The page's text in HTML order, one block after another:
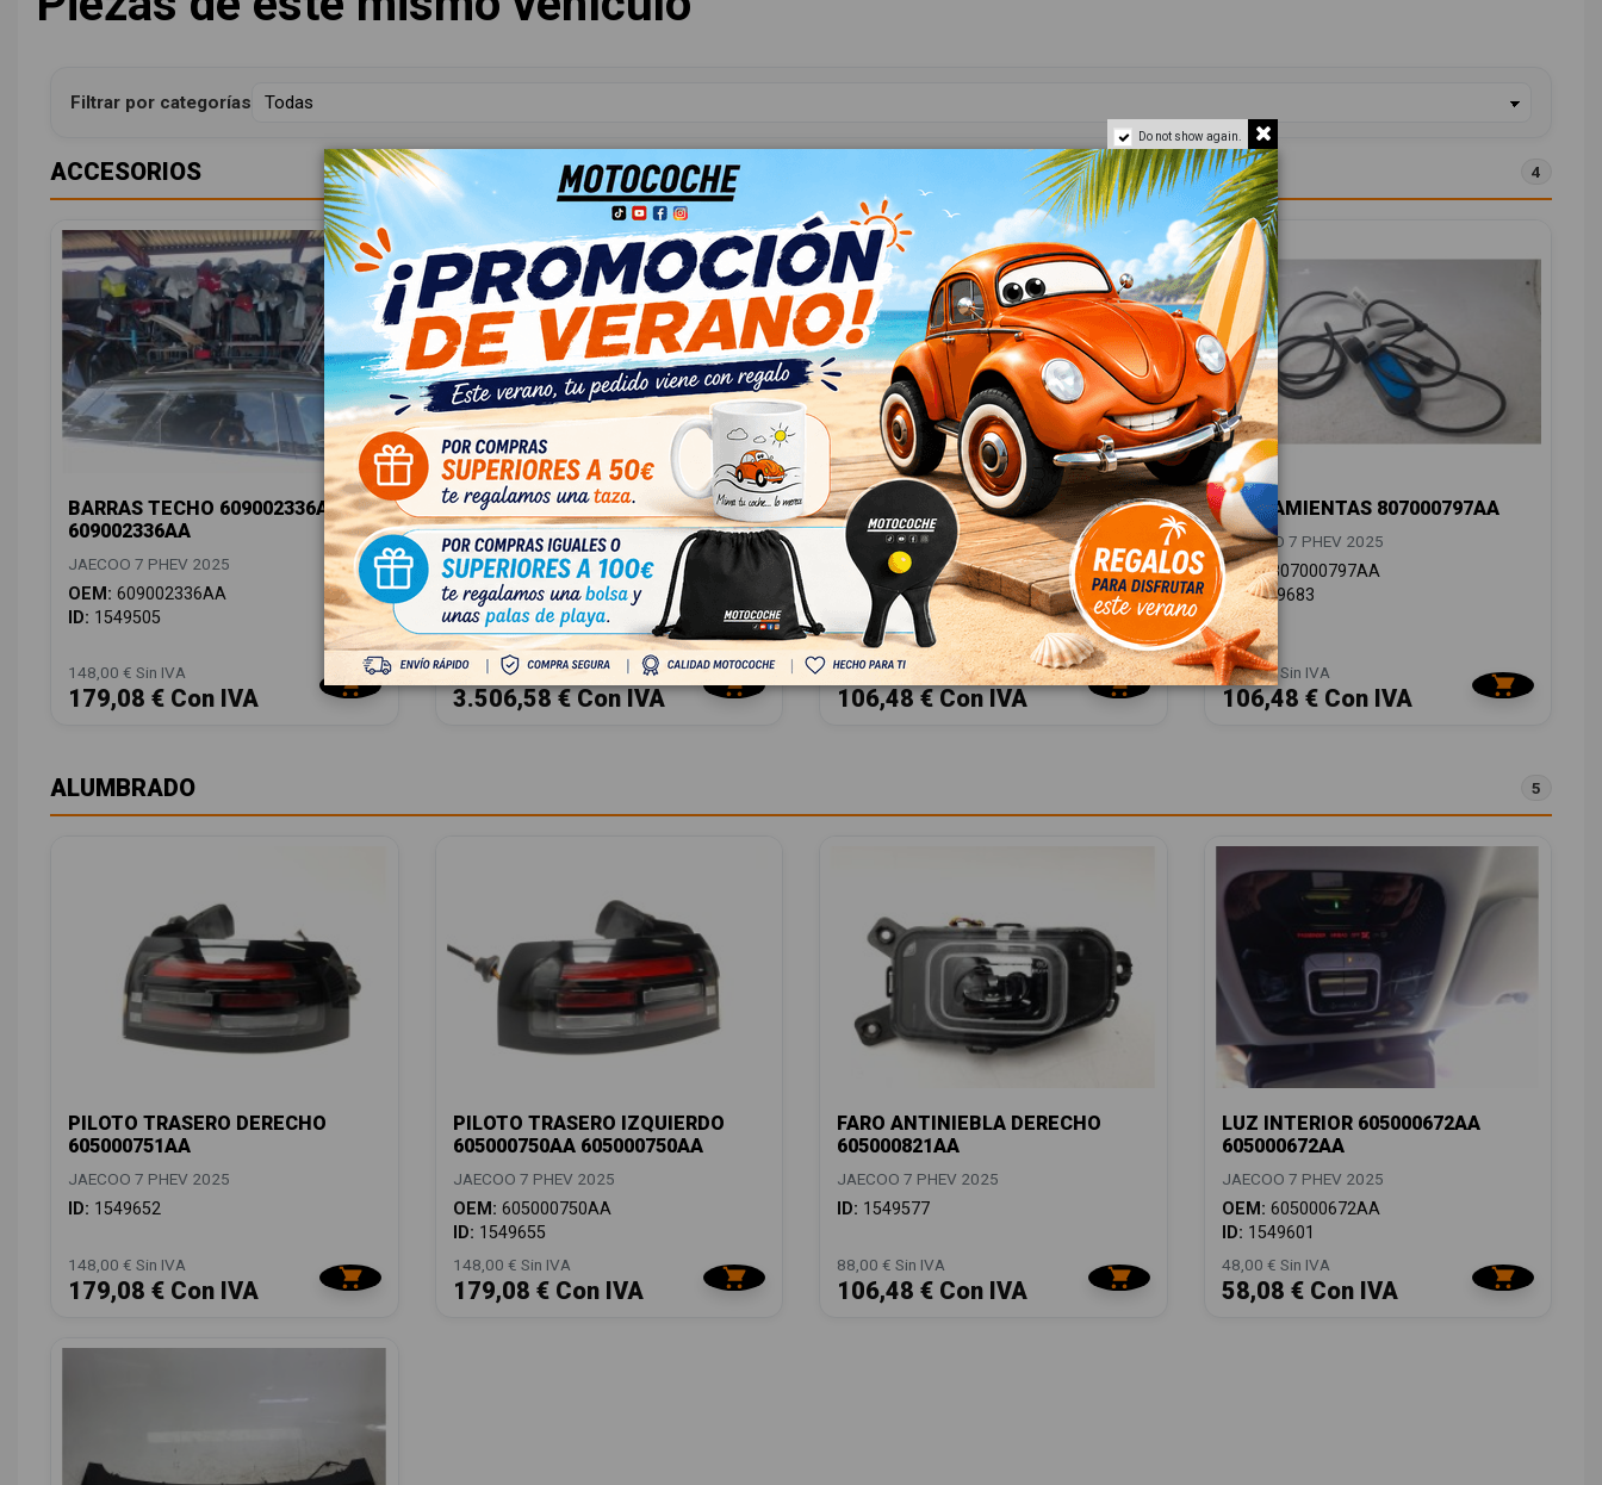
Filtrar por categorías
ACCESORIOS 4
BARRAS TECHO 609002336AA
609002336AA
JAECOO 7 PHEV 2025
OEM: 609002336AA
ID: 1549505
148,00 € Sin IVA
179,08 € Con IVA
BATERIA 113000572AA
113000572AA
JAECOO 7 PHEV 2025
OEM:113000572AA
ID:1549508
2.898,00 € Sin IVA
3.506,58 € Con IVA
JUEGO ALFOMBRILLAS
403005860AAABK
403005860AAABK
JAECOO 7 PHEV 2025
OEM: 403005860AAABK
ID:1549591
88,00 € Sin IVA
106,48 € Con IVA
HERRAMIENTAS 807000797AA
JAECOO 7 PHEV 2025
OEM:807000797AA
ID:1549683
88,00 € Sin IVA
106,48 € Con IVA
ALUMBRADO 5
PILOTO TRASERO DERECHO
605000751AA
JAECOO 7 PHEV 2025
ID: 1549652
148,00 € Sin IVA
179,08 € Con IVA
PILOTO TRASERO IZQUIERDO
605000750AA 605000750AA
JAECOO 7 PHEV 2025
OEM: 605000750AA
ID: 1549655
148,00 € Sin IVA
179,08 € Con IVA
FARO ANTINIEBLA DERECHO
605000821AA
JAECOO 7 PHEV 2025
ID: 1549577
88,00 € Sin IVA
106,48 € Con IVA
LUZ INTERIOR 605000672AA
605000672AA
JAECOO 7 PHEV 2025
OEM: 605000672AA
ID: 1549601
48,00 € Sin IVA
58,08 € Con IVA
Do not show again.